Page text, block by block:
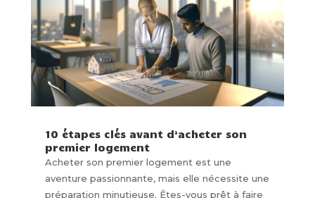
10 étapes clés avant d’acheter son
premier logement
Acheter son premier logement est une
aventure passionnante, mais elle nécessite une
préparation minutieuse. Êtes-vous prêt à faire